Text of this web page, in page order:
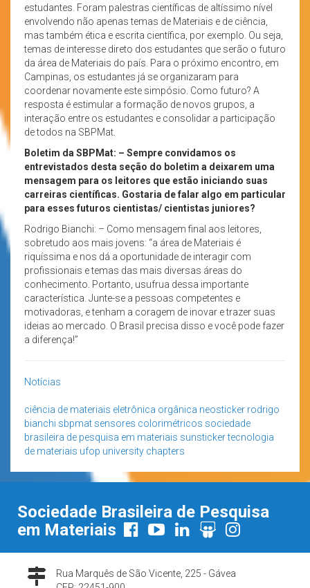
estudantes. Foram palestras científicas de altíssimo nível
envolvendo não apenas temas de Materiais e de ciência,
mas também ética e escrita científica, por exemplo. Ou seja,
temas de interesse direto dos estudantes que serão o futuro
da área de Materiais do país. Para o próximo encontro, em
Campinas, os estudantes já se organizaram para
coordenar novamente este simpósio. Como futuro? A
resposta é estimular a formação de novos grupos, a
interação entre os estudantes e consolidar a participação
de todos na SBPMat.
Boletim da SBPMat: – Sempre convidamos os
entrevistados desta seção do boletim a deixarem uma
mensagem para os leitores que estão iniciando suas
carreiras científicas. Gostaria de falar algo em particular
para esses futuros cientistas/ cientistas juniores?
Rodrigo Bianchi: – Como mensagem final aos leitores,
sobretudo aos mais jovens: “a área de Materiais é
riquíssima e nos dá a oportunidade de interagir com
profissionais e temas das mais diversas áreas do
conhecimento. Portanto, usufrua dessa importante
característica. Junte-se a pessoas competentes e
motivadoras, e tenham a coragem de inovar e trazer suas
ideias ao mercado. O Brasil precisa disso e você pode fazer
a diferença!”
Notícias
ciência de materiais eletrônica orgânica neosticker rodrigo
bianchi sbpmat sensores colorimétricos sociedade
brasileira de pesquisa em materiais sunstickertecnologia
de materiais ufop university chapters
Sociedade Brasileira de Pesquisa
em Materiais
Rua Marquês de São Vicente, 225 - Gávea